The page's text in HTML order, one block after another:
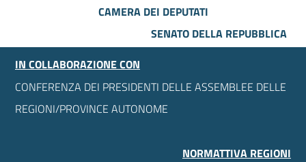
CAMERA DEI DEPUTATI
SENATO DELLA REPUBBLICA
IN COLLABORAZIONE CON
CONFERENZA DEI PRESIDENTI DELLE ASSEMBLEE DELLE
REGIONI/PROVINCE AUTONOME
NORMATTIVA REGIONI